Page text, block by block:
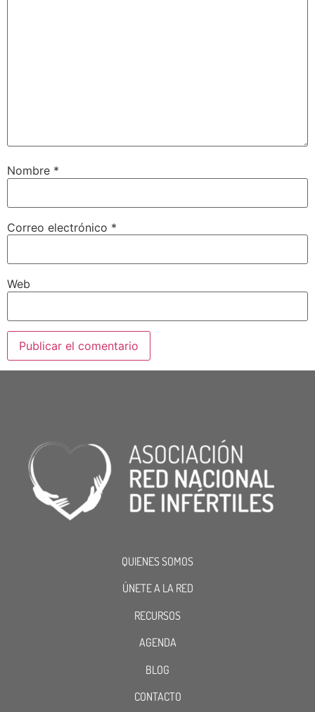
Nombre *
Correo electrónico *
Web
QUIENES SOMOS
ÚNETE A LA RED
RECURSOS
AGENDA
BLOG
CONTACTO